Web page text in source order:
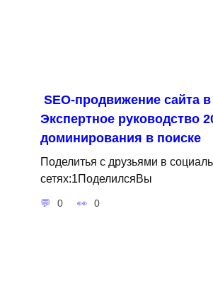
SEO-продвижение сайта
Экспертное руководство
доминирования в поиске
Поделитья с друзьями в
сетях:1ПоделилсяВы
0 0